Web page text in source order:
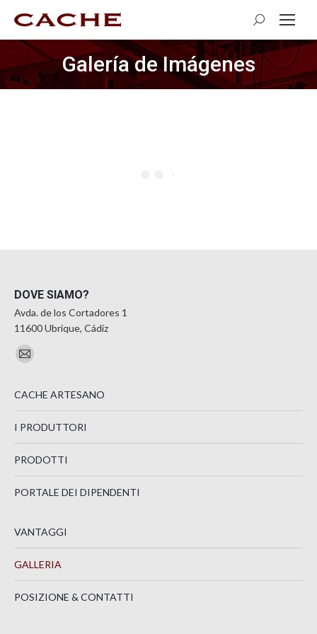
Cerca:
Galería de Imágenes
Tu sei qui:
DOVE SIAMO?
Avda. de los Cortadores 1
11600 Ubrique, Cádiz
Ci puoi trovare su:
Mail
opens
window
CACHE ARTESANO
I PRODUTTORI
PRODOTTI
PORTALE DEI DIPENDENTI
VANTAGGI
GALLERIA
POSIZIONE & CONTATTI